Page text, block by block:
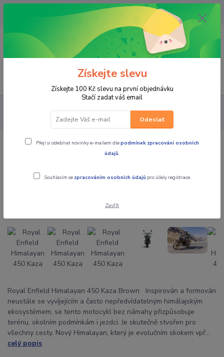
OPAVA 733537099/HLUČÍN
734541648/OLOMOUC 734593593
0,00 CZK
MOTOCYKLY ROYAL ENFIELD HIMALAYAN 450
Enfield Himalayan 450 Kaza Brown
Royal Enfield Himalayan 450 Kaza
Royal Enfield Himalayan 450 Kaza Brown Inspirován a formován
neustále se vyvíjejícím a často nepředvídatelným himálajským
ekosystémem, se tento motocykl bez námahy přizpůsobuje
terénu, okolním podmínkám i jezdci. Je skutečně stvořen pro
všechny cesty. Nový Himalayan, který je evolučním skokem vpř...
celý popis
Získejte slevu
Získejte 100 Kč slevu na první objednávku
Stačí zadat váš email
Odeslat
Přeji si odebírat novinky e-mailem dlepodmínek zpracování osobních
údajů.
Souhlasím se zpracováním osobních údajů pro účely registrace.
Zavřít